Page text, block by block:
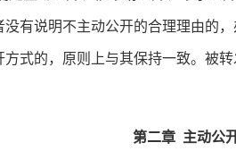
有说明不主动公开的合理理由的，
的，原则上与其保持一致。被转
第二章 主动公